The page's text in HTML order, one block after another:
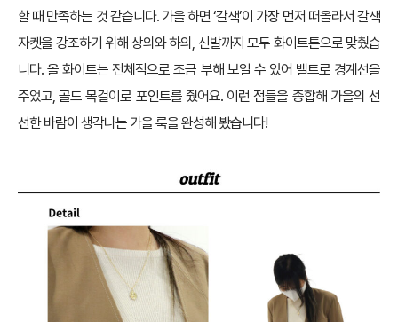
할 때 만족하는 것 같습니다. 가을 하면 ‘갈색’이 가장 먼저 떠올라서 갈색
자켓을 강조하기 위해 상의와 하의, 신발까지 모두 화이트톤으로 맞췄습
니다. 올 화이트는 전체적으로 조금 부해 보일 수 있어 벨트로 경계선을
주었고, 골드 목걸이로 포인트를 줬어요. 이런 점들을 종합해 가을의 선
선한 바람이 생각나는 가을 룩을 완성해 봤습니다!